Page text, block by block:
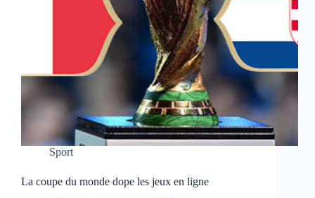
Sport
La coupe du monde dope les jeux en ligne